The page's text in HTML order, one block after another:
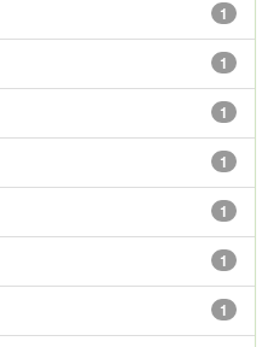
1
1
1
1
1
1
1